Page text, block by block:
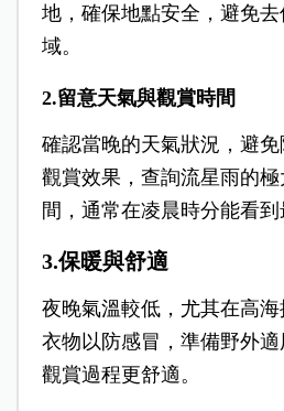
地， 確保地點安全，避免
域。
2.留意天氣與觀賞時間
確認當晚的天氣狀況，避
觀賞效果， 查詢流星雨的
間，通常在凌晨時分能看到
3.保暖與舒適
夜晚氣溫較低，尤其在高
衣物以防感冒， 準備野外
觀賞過程更舒適。